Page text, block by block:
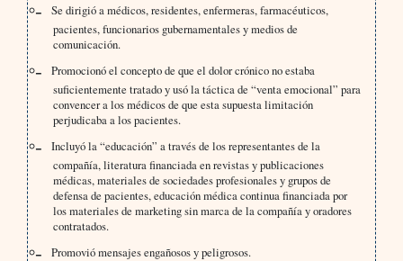
Se dirigió a médicos, residentes, enfermeras, farmacéuticos,
pacientes, funcionarios gubernamentales y medios de
comunicación.
Promocionó el concepto de que el dolor crónico no estaba
suficientemente tratado y usó la táctica de “venta emocional” para
convencer a los médicos de que esta supuesta limitación
perjudicaba a los pacientes.
Incluyó la “educación” a través de los representantes de la
compañía, literatura financiada en revistas y publicaciones
médicas, materiales de sociedades profesionales y grupos de
defensa de pacientes, educación médica continua financiada por
los materiales de marketing sin marca de la compañía y oradores
contratados.
Promovió mensajes engañosos y peligrosos.